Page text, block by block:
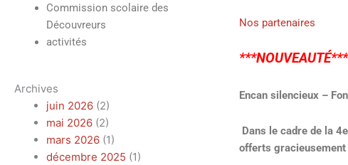
Commission scolaire des
Découvreurs
activités
Archives
juin 2026 (2)
mai 2026 (2)
mars 2026 (1)
décembre 2025 (1)
Nos partenaires
***NOUVEAUTÉ***
Encan silencieux –
Dans le cadre de la
offerts